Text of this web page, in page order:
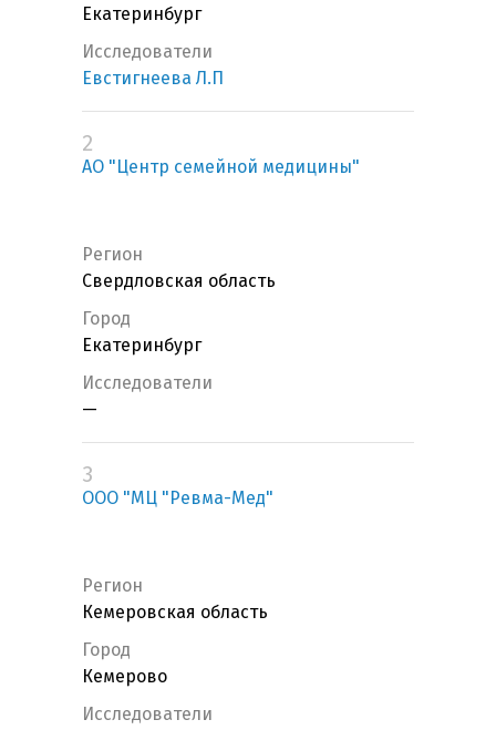
Екатеринбург
Исследователи
Евстигнеева Л.П
2
АО "Центр семейной медицины"
Регион
Свердловская область
Город
Екатеринбург
Исследователи
—
3
ООО "МЦ "Ревма-Мед"
Регион
Кемеровская область
Город
Кемерово
Исследователи